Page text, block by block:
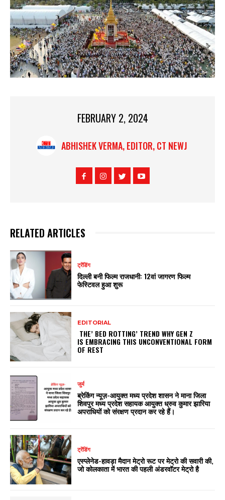
FEBRUARY 2, 2024
ABHISHEK VERMA, EDITOR, CT NEWJ
RELATED ARTICLES
ट्रेंडिंग
दिल्ली बनी फिल्म राजधानी: 12वां जागरण फिल्म
फेस्टिवल हुआ शुरू
EDITORIAL
THE’ BED ROTTING’ TREND WHY GEN Z
IS EMBRACING THIS UNCONVENTIONAL FORM
OF REST
जुर्म
ब्रेकिंग न्यूज़-आयुक्त मध्य प्रदेश शासन ने माना जिला
शिवपुर मध्य प्रदेश सहायक आयुक्त ध्रुव कुमार झारिया
अपराधियों को संरक्षण प्रदान कर रहे हैं।
ट्रेंडिंग
एस्प्लेनेड-हावड़ा मैदान मेट्रो रूट पर मेट्रो की सवारी की,
जो कोलकाता में भारत की पहली अंडरवॉटर मेट्रो है